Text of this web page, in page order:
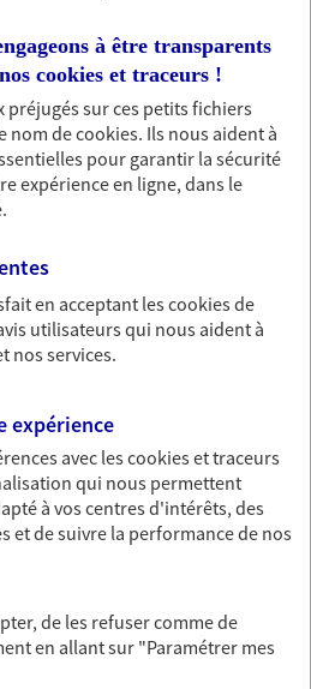
UN TARIF EN LIGNE
de la Vie
pâtissier en herbe
n'est à l'abri d'un
qualité de vie et vos
Accidents de la Vie
Entreprise
et en sérénité avec votre
entreprise. Un contrat
locaux, matériels pro,
Entreprise
à être transparents
cookies et traceurs !
préjugés sur ces petits fichiers
nom decookies. Ils nous aident à
pour garantir la sécurité
expérience en ligne, dans le
en acceptant lescookiesde
utilisateurs qui nous aident à
nos services.
expérience
avec lescookies et traceurs
qui nous permettent
à vos centres d'intérêts, des
et de suivre la performance de nos
de les refuser comme de
en allant sur "Paramétrer mes